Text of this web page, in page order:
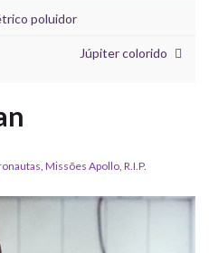
poluidor
Júpiter colorido
, Missões Apollo, R.I.P.